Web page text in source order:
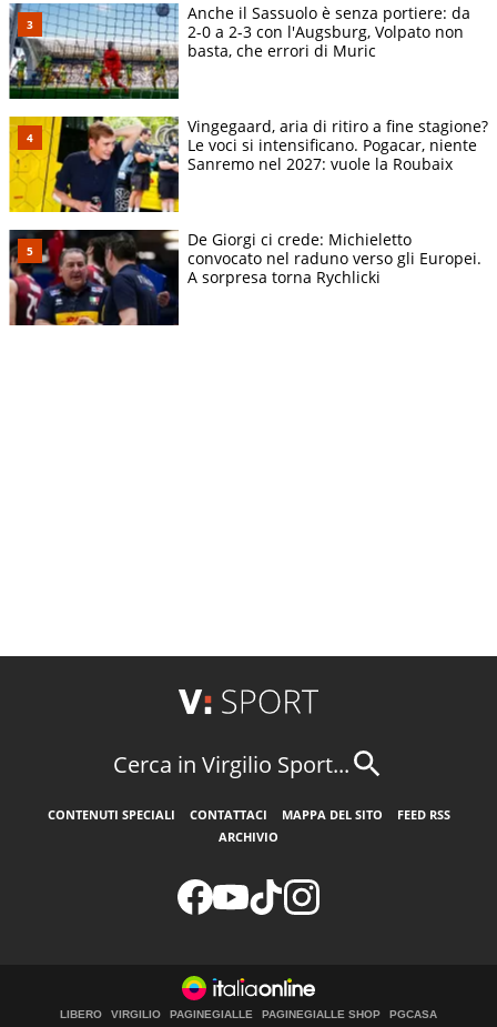
Anche il Sassuolo è senza portiere: da
2-0 a 2-3 con l'Augsburg, Volpato non
basta, che errori di Muric
Vingegaard, aria di ritiro a fine stagione?
Le voci si intensificano. Pogacar, niente
Sanremo nel 2027: vuole la Roubaix
De Giorgi ci crede: Michieletto
convocato nel raduno verso gli Europei.
A sorpresa torna Rychlicki
Cerca in Virgilio Sport...
CONTENUTI SPECIALI CONTATTACI MAPPA DEL SITO
FEED RSS
ARCHIVIO
LIBERO VIRGILIO PAGINEGIALLE PAGINEGIALLE SHOP PGCASA